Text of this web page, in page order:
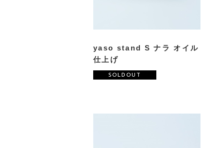
yaso stand S ナラ オイル
仕上げ
SOLDOUT